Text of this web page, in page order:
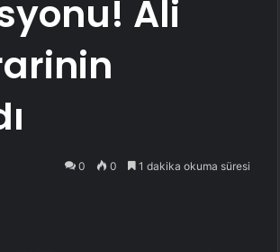
Ali
0 0 1 dakika okuma süresi